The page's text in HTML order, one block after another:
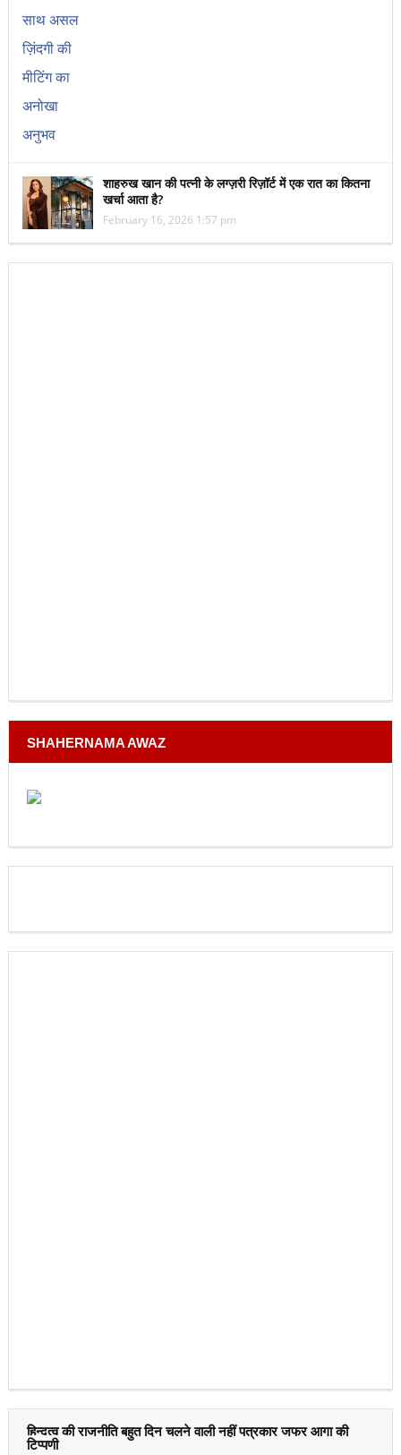
शाहरुख खान की पत्नी के लग्ज़री रिज़ॉर्ट में एक रात का कितना
खर्चा आता है?
February 16, 2026 1:57 pm
SHAHERNAMA AWAZ
हिन्दुत्व की राजनीति बहुत दिन चलने वाली नहीं पत्रकार जफर आगा की
टिप्पणी